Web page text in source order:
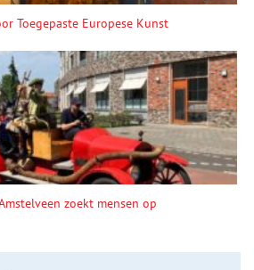
Toegepaste Europese Kunst
zoekt mensen op